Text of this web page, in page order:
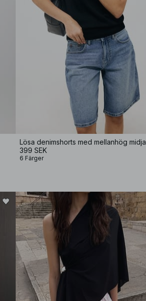
Lösa denimshorts med mellanhög midja
399 SEK
6 Färger